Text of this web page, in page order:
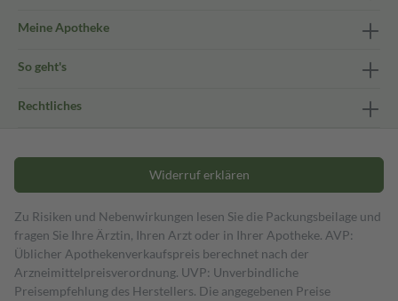
Meine Apotheke
So geht's
Rechtliches
Widerruf erklären
Zu Risiken und Nebenwirkungen lesen Sie die Packungsbeilage und
fragen Sie Ihre Ärztin, Ihren Arzt oder in Ihrer Apotheke. AVP:
Üblicher Apothekenverkaufspreis berechnet nach der
Arzneimittelpreisverordnung. UVP: Unverbindliche
Preisempfehlung des Herstellers. Die angegebenen Preise